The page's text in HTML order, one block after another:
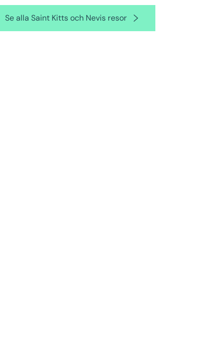
Se alla Saint Kitts och Nevis resor